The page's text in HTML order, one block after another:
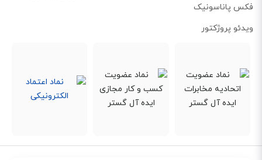
هیچ کدام از ما دوست نداریم با یک تماس تلفنی بی‌موقع، از خواب بیدار شویم!
نمی‌شود.
فکس پاناسونیک
ویدئو پروژکتور